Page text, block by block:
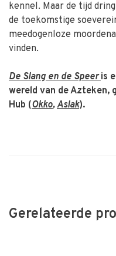
kennel. Maar de tijd
de toekomstige
meedogenloze
vinden.
De Slang en de Speeris
wereld van de Azteken,
Hub (Okko,Aslak).
Gerelateerde